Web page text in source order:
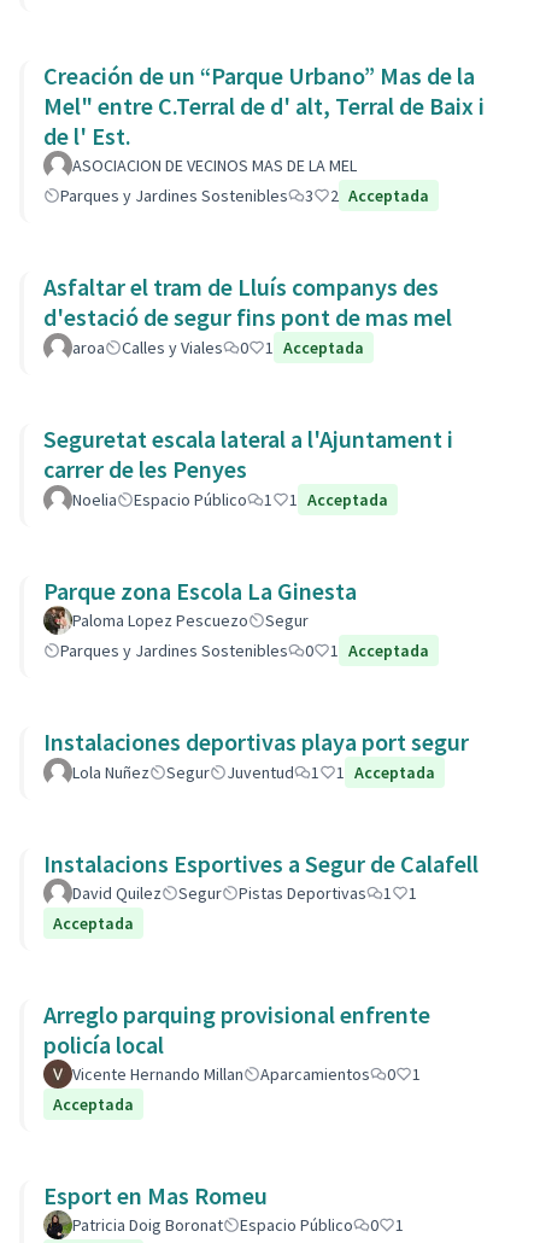
Creación de un “Parque Urbano” Mas de la
Mel" entre C.Terral de d' alt, Terral de Baix i
de l' Est.
ASOCIACION DE VECINOS MAS DE LA MEL
Parques y Jardines Sostenibles
3 2 Acceptada
Asfaltar el tram de Lluís companys des
d'estació de segur fins pont de mas mel
aroa Calles y Viales 0 1 Acceptada
Seguretat escala lateral a l'Ajuntament i
carrer de les Penyes
Noelia Espacio Público 1 1 Acceptada
Parque zona Escola La Ginesta
Paloma Lopez Pescuezo
Segur
Parques y Jardines Sostenibles
0 1 Acceptada
Instalaciones deportivas playa port segur
Lola Nuñez Segur Juventud 1 1 Acceptada
Instalacions Esportives a Segur de Calafell
David Quilez Segur Pistas Deportivas 1
1
Acceptada
Arreglo parquing provisional enfrente
policía local
Vicente Hernando Millan Aparcamientos 0
1
Acceptada
Esport en Mas Romeu
Patricia Doig Boronat Espacio Público 0
1